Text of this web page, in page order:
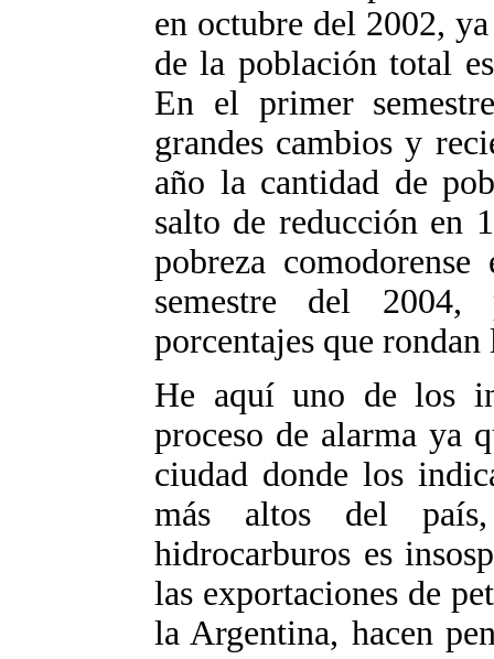
en octubre del 2002,
de la población total
En el primer
grandes cambios y
año la cantidad de
salto de reducción en
pobreza
semestre del
porcentajes que
He aquí uno de los
proceso de alarma ya
ciudad donde los
más altos del
hidrocarburos es
las exportaciones de
la Argentina, hacen